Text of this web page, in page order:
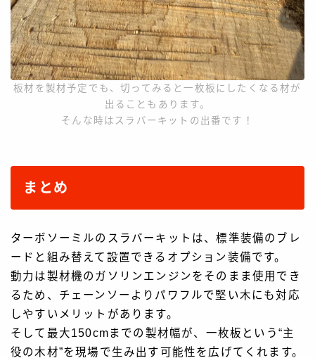
板材を製材予定でも、切ってみると一枚板にしたくなる材が
出ることもあります。
そんな時はスラバーキットの出番です！
まとめ
ターボソーミルのスラバーキットは、標準装備のブレ
ードと組み替えて設置できるオプション装備です。
動力は製材機のガソリンエンジンをそのまま使用でき
るため、チェーンソーよりパワフルで堅い木にも対応
しやすいメリットがあります。
そして最大150cmまでの製材幅が、一枚板という“主
役の木材”を現場で生み出す可能性を広げてくれます。